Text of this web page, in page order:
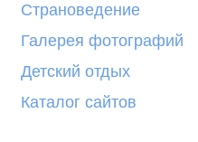
Страноведение
Галерея фотографий
Детский отдых
Каталог сайтов